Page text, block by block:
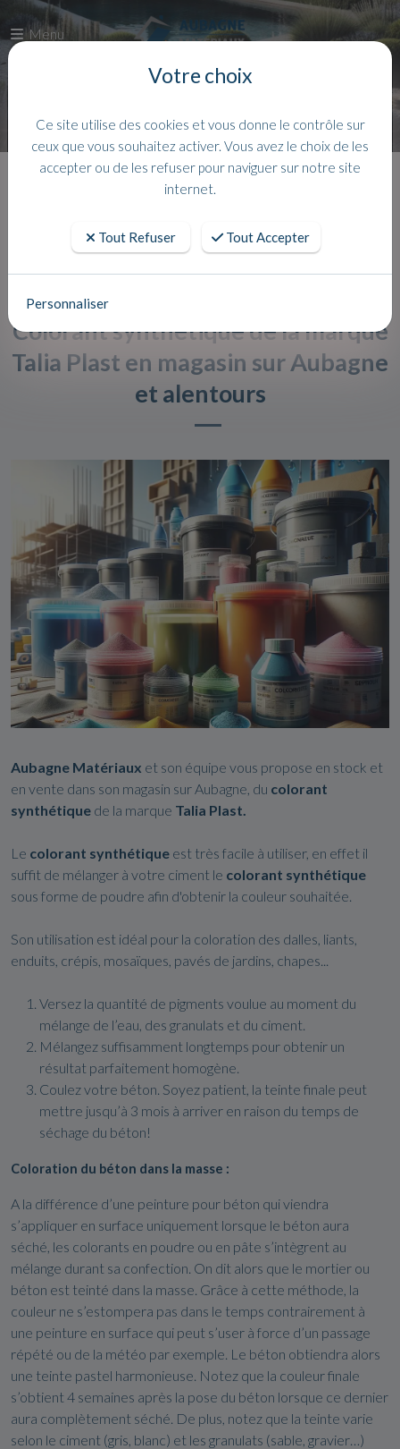
Menu
Accueil Actualites
Colorant synthétique de la marque
Talia Plast en magasin sur Aubagne
et alentours
Aubagne Matériaux et son équipe vous propose en stock et
en vente dans son magasin sur Aubagne, du colorant
synthétique de la marque Talia Plast.
Le colorant synthétique est très facile à utiliser, en effet il
suffit de mélanger à votre ciment le colorant synthétique
sous forme de poudre afin d'obtenir la couleur souhaitée.
Son utilisation est idéal pour la coloration des dalles, liants,
enduits, crépis, mosaïques, pavés de jardins, chapes...
Versez la quantité de pigments voulue au moment du
mélange de l’eau, des granulats et du ciment.
Mélangez suffisamment longtemps pour obtenir un
résultat parfaitement homogène.
Coulez votre béton. Soyez patient, la teinte finale peut
mettre jusqu’à 3 mois à arriver en raison du temps de
séchage du béton!
Coloration du béton dans la masse :
A la différence d’une peinture pour béton qui viendra
s’appliquer en surface uniquement lorsque le béton aura
séché, les colorants en poudre ou en pâte s’intègrent au
mélange durant sa confection. On dit alors que le mortier ou
béton est teinté dans la masse. Grâce à cette méthode, la
couleur ne s’estompera pas dans le temps contrairement à
une peinture en surface qui peut s’user à force d’un passage
répété ou de la météo par exemple. Le béton obtiendra alors
une teinte pastel harmonieuse. Notez que la couleur finale
s’obtient 4 semaines après la pose du béton lorsque ce dernier
aura complètement séché. De plus, notez que la teinte varie
selon le ciment (gris, blanc) et les granulats (sable, gravier…)
Votre choix
Ce site utilise des cookies et vous donne le contrôle sur
ceux que vous souhaitez activer. Vous avez le choix de les
accepter ou de les refuser pour naviguer sur notre site
internet.
Tout Refuser Tout Accepter
Personnaliser